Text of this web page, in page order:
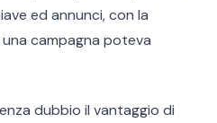
ed annunci, con la
campagna poteva
dubbio il vantaggio di